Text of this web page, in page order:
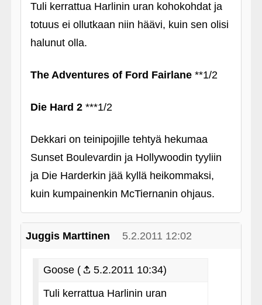
Tuli kerrattua Harlinin uran kohokohdat ja
totuus ei ollutkaan niin häävi, kuin sen olisi
halunut olla.
The Adventures of Ford Fairlane **1/2
Die Hard 2***1/2
Dekkari on teinipojille tehtyä hekumaa
Sunset Boulevardin ja Hollywoodin tyyliin
ja Die Harderkin jää kyllä heikommaksi,
kuin kumpainenkin McTiernanin ohjaus.
Juggis Marttinen 5.2.2011 12:02
Goose (
5.2.2011 10:34)
Tuli kerrattua Harlinin uran